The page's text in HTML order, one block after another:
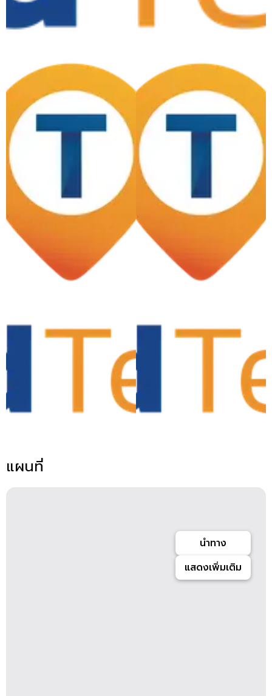
แผนที่
นำทาง
แสดงเพิ่มเติม